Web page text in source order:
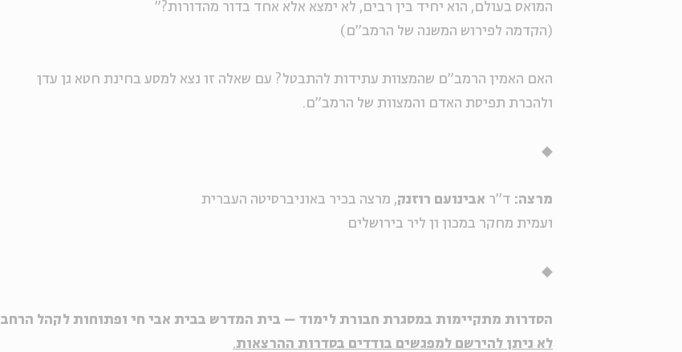
המואס בעולם, הוא יחיד בין רבים, לא ימצא אלא אחד בדור מהדורות?"
(הקדמה לפירוש המשנה של הרמב"ם)
האם האמין הרמב"ם שהמצוות עתידות להתבטל? עם שאלה זו נצא למסע בחינת חטא גן עדן
ולהכרת תפיסת האדם והמצוות של הרמב"ם.
◆
מרצה: ד"ר אבינועם רוזנק, מרצה בכיר באוניברסיטה העברית
ועמית מחקר במכון ון ליר בירושלים
◆
הסדרות מתקיימות במסגרת חבורת לימוד – בית המדרש בבית אבי חי ופתוחות לקהל הרחב
לא ניתן להירשם למפגשים בודדים בסדרות ההרצאות.